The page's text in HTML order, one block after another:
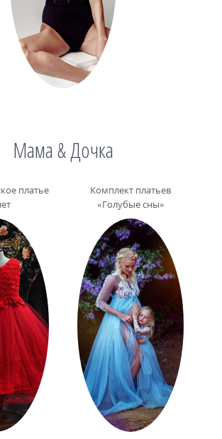
Мама & Дочка
платье
Комплект платьев
«Голубые сны»